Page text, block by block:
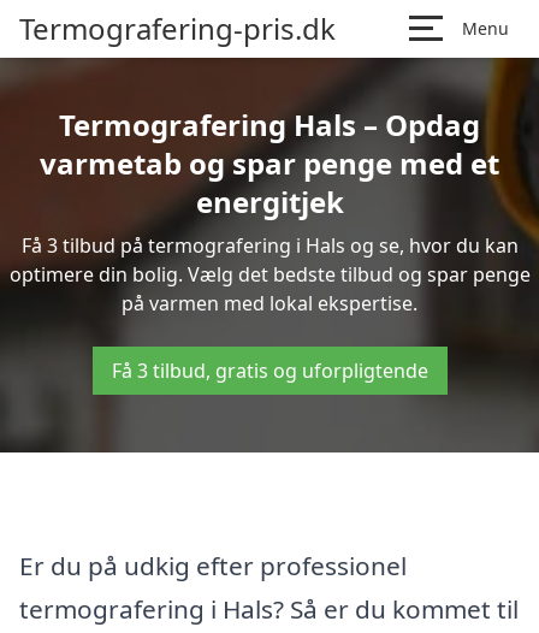
Termografering-pris.dk Menu
Termografering Hals – Opdag
varmetab og spar penge med et
energitjek
Få 3 tilbud på termografering i Hals og se, hvor du kan
optimere din bolig. Vælg det bedste tilbud og spar penge
på varmen med lokal ekspertise.
Få 3 tilbud, gratis og uforpligtende
Er du på udkig efter professionel
termografering i Hals? Så er du kommet til